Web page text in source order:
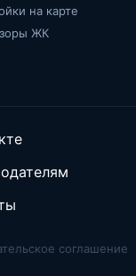
на карте
ЖК
соглашение